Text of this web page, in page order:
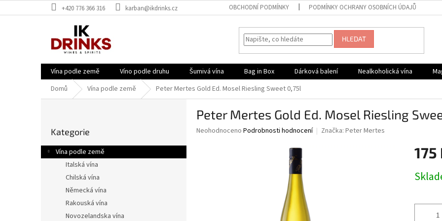
na
+420 776 366 316 karban@ikdrinks.cz OBCHODNÍ PODMÍNKY PODMÍNKY OCHRANY OSOBNÍCH ÚDAJŮ
HLEDAT
Vína podle země Víno podle druhu Šumivá vína Bag in Box Dárková balení Nealkoholická vína
Domů
Vína podle země Peter Mertes Gold Ed. Mosel Riesling Sweet 0,75l
r
a
kategorie
Kategorie
Vína podle země
Italská vína
Chilská vína
Německá vína
Rakouská vína
Novozelandska vína
Peter Mertes Gold Ed. Mosel Riesling
Průměrné
Neohodnoceno Podrobnosti hodnocení Značka: Peter Mertes
175
cena: